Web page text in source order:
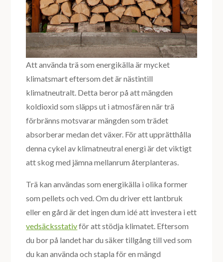
Att använda trä som energikälla är mycket
klimatsmart eftersom det är nästintill
klimatneutralt. Detta beror på att mängden
koldioxid som släpps ut i atmosfären när trä
förbränns motsvarar mängden som trädet
absorberar medan det växer. För att upprätthålla
denna cykel av klimatneutral energi är det viktigt
att skog med jämna mellanrum återplanteras.
Trä kan användas som energikälla i olika former
som pellets och ved. Om du driver ett lantbruk
eller en gård är det ingen dum idé att investera i ett
vedsäcksstativför att stödja klimatet. Eftersom
du bor på landet har du säker tillgång till ved som
du kan använda och stapla för en mängd